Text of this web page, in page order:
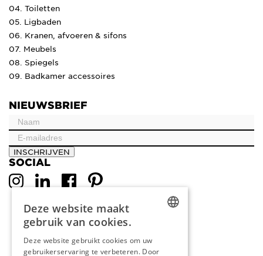
04. Toiletten
05. Ligbaden
06. Kranen, afvoeren & sifons
07. Meubels
08. Spiegels
09. Badkamer accessoires
NIEUWSBRIEF
INSCHRIJVEN
SOCIAL
ENGLISH
Deze website maakt
gebruik van cookies.
Deze website gebruikt cookies om uw
gebruikerservaring te verbeteren. Door